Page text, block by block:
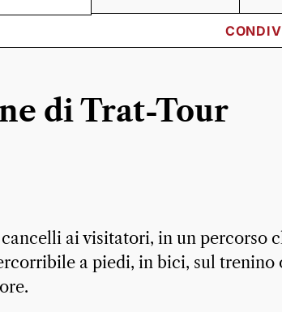
di Trat-Tour
ai visitatori, in un percorso
a piedi, in bici, sul trenino